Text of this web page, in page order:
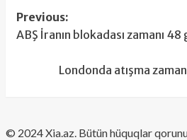
Post
navigation
Previous:
ABŞ İranın blokadası zamanı 48
Londonda atışma
​© 2024 Xia.az. Bütün hüquqlar